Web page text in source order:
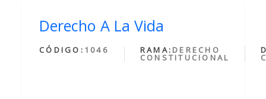
Derecho A La Vida
CÓDIGO: 1046 RAMA: DERECHO
CONSTITUCIONAL